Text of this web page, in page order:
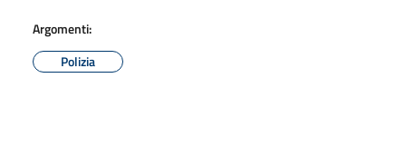
Argomenti:
Polizia